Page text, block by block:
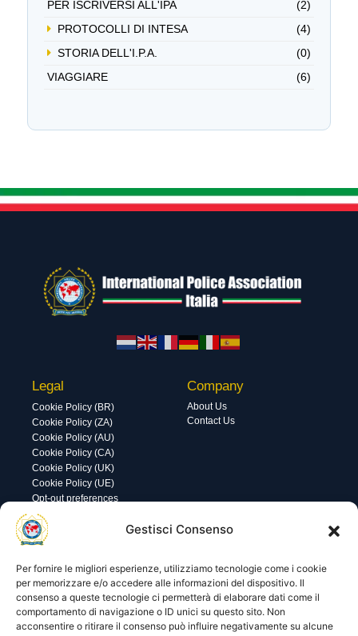
Gestisci Consenso
Per fornire le migliori esperienze, utilizziamo tecnologie come i cookie
per memorizzare e/o accedere alle informazioni del dispositivo. Il
consenso a queste tecnologie ci permetterà di elaborare dati come il
comportamento di navigazione o ID unici su questo sito. Non
acconsentire o ritirare il consenso può influire negativamente su alcune
PER ISCRIVERSI ALL'IPA
(2)
PROTOCOLLI DI INTESA
(4)
STORIA DELL'I.P.A.
(0)
VIAGGIARE
(6)
Legal
Cookie Policy (BR)
Cookie Policy (ZA)
Cookie Policy (AU)
Cookie Policy (CA)
Cookie Policy (UK)
Cookie Policy (UE)
Opt-out preferences
Company
About Us
Contact Us
Utility
Visite di oggi: 11
Visite totali: 13569
Area gestione
Password